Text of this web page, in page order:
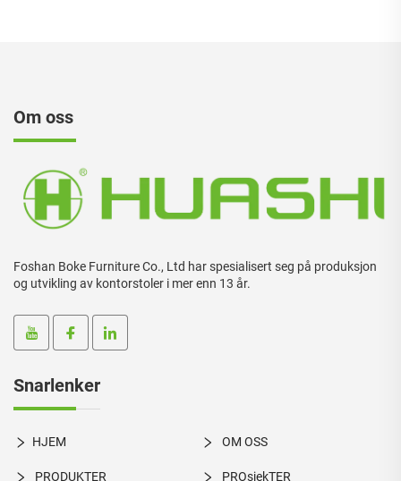
Om oss
Foshan Boke Furniture Co., Ltd har spesialisert seg på produksjon
og utvikling av kontorstoler i mer enn 13 år.
Snarlenker
HJEM OM OSS
PRODUKTER PROsjekTER